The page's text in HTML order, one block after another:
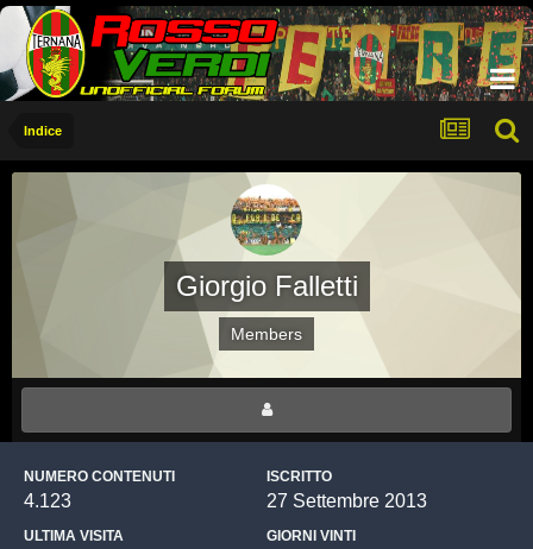
Indice
Giorgio Falletti
Members
NUMERO CONTENUTI
4.123
ISCRITTO
27 Settembre 2013
ULTIMA VISITA GIORNI VINTI